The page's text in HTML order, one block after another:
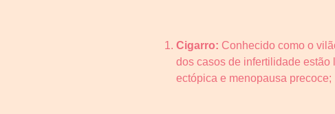
Cigarro: Conhecido como o
dos casos de infertilidade estão
ectópica e menopausa precoce;